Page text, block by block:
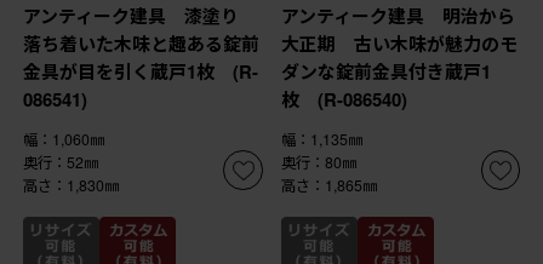
アンティーク建具 漆塗り
落ち着いた木味と趣ある錠前
金具が目を引く蔵戸1枚 (R-
086541)
幅：1,060㎜
奥行：52㎜
高さ：1,830㎜
アンティーク建具 明治から
大正期 古い木味が魅力のモ
ダンな錠前金具付き蔵戸1
枚 (R-086540)
幅：1,135㎜
奥行：80㎜
高さ：1,865㎜